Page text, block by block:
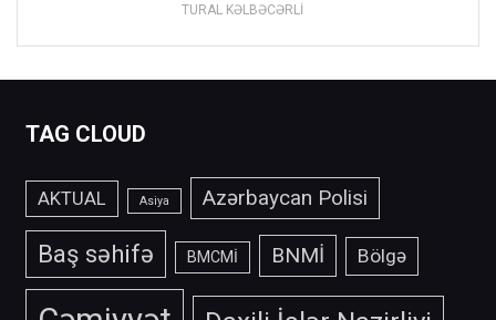
TURAL KƏLBƏCƏRLİ
TAG CLOUD
AKTUAL Asiya Azərbaycan Polisi
Baş səhifə BMCMİ BNMİ Bölgə